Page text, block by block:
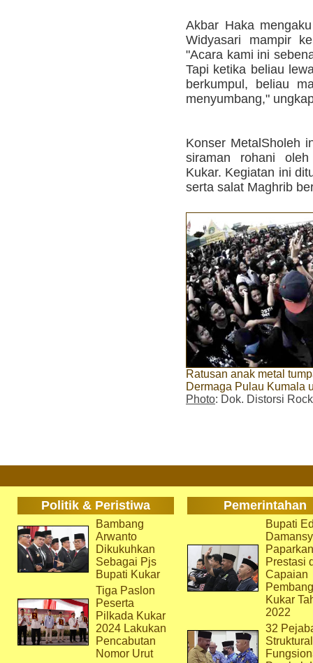
Akbar Haka
Widyasari mampir
"Acara kami ini
Tapi ketika beliau
berkumpul, beliau
menyumbang,"
Konser MetalSholeh
siraman rohani
Kukar. Kegiatan ini
serta salat Maghrib
Ratusan anak metal
Dermaga Pulau Kumala
Photo: Dok. Distorsi
Politik & Peristiwa Pemerintahan
Bambang
Arwanto
Dikukuhkan
Sebagai Pjs
Bupati Kukar
Tiga Paslon
Peserta
Pilkada Kukar
2024 Lakukan
Pencabutan
Nomor Urut
Bupati
Paparkan
Prestasi
Capaian
Kukar
2022
32